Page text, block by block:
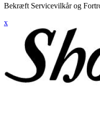
Bekræft Servicevilkår og
x